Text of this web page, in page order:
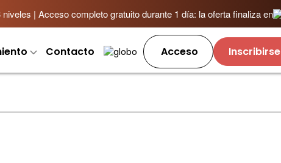
| Acceso completo gratuito durante 1 día: la oferta finaliza en
Contacto Acceso Inscribirse